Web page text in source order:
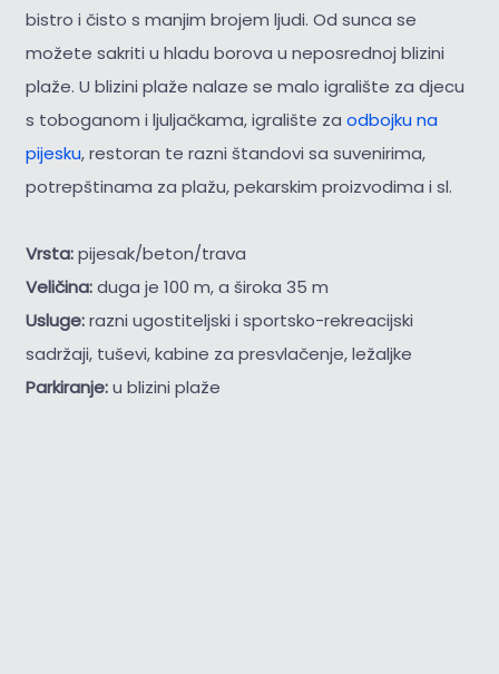
bistro i čisto s manjim brojem ljudi. Od sunca se
možete sakriti u hladu borova u neposrednoj blizini
plaže. U blizini plaže nalaze se malo igralište za djecu
s toboganom i ljuljačkama, igralište za odbojku na
pijesku, restoran te razni štandovi sa suvenirima,
potrepštinama za plažu, pekarskim proizvodima i sl.
Vrsta:pijesak/beton/trava
Veličina:duga je 100 m, a široka 35 m
Usluge:razni ugostiteljski i sportsko-rekreacijski
sadržaji, tuševi, kabine za presvlačenje, ležaljke
Parkiranje:u blizini plaže